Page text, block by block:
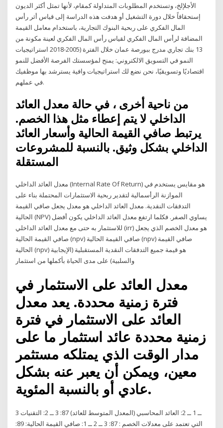
الأجلإلخ، وتستخدم المطلوبات المتداولة كمقام، لأنها تمثل أكثر الديون
إستحقاقاً خلال دورة التشغيل أو هدفت هذه الدراسة إلى قياس أثر رأس
المال الفكري على ربحية البنوك التجارية، باستخدام معامل القيمة
المضافة لرأس المال الفكري لقياس رأس المال الفكري لعينة مكونة من
13 بنك تجاري مدرج ببورصة عمان خلال الفترة (2005-2018 استراتيجيات
النمو في التسويق الالكتروني: يمنح لمؤسستك الفرصة الأفضل للنمو
اقتصاديًا وتسويقيًا، نحن نضع لك استراتيجيات وافية يسترشد بها موظفيك
في عملهم.
من ناحية أخرى ، في حالة معدل العائد
الداخلي لا يتم إعطاء مثل هذا الخصم.
يرتبط صافي القيمة الحالية وأسعار العائد
الداخلي بشكل وثيق. بالنسبة للمشروعات
معدل العائد الداخلي (Internal Rate Of Return) هو مقايس يستخدم في
الموازنة الرأسمالية لتقدير ربحية الاستثمارات المحتملة بناء على
التدفقات النقدية. معدل العائد الداخلي هو معدل يجعل صافي القيمة
الحالية (NPV) يساوي الصفر. فكلما ارتفع معدل العائد الداخلي يكون أفضل
للاستثمار به حتى مع معدل العائد الداخلي (irr) هو معدل الخصم الذي يجعل
صافي القيمة الحالية (npv) صافي القيمة الحالية (npv) صافي القيمة
الحالية (npv) هو قيمة جميع التدفقات النقدية المستقبلية (الإيجابية
والسلبية) على مدى الحياة بأكملها من استثمار
معدل العائد على الاستثمار في
فترة زمنية محددة. يعد معدل
العائد على الاستثمار في فترة
زمنية محددة عائد استثمار ما على
مدار الوقت الذي يمتلكه مستثمر
معين، ويمكن أن يعبر عنه بشكل
عادي أو بالنسبة المئوية.
3 ــ 1 ــ 2: العائد المحاسبي (المعدل المتوسط للعائد) 87: 3 ــ 2: التقنيات
التي تعتمد على معدلات الخصم : 87: 3 ــ 2 ــ 1: صافي القيمة الحالية: 89: